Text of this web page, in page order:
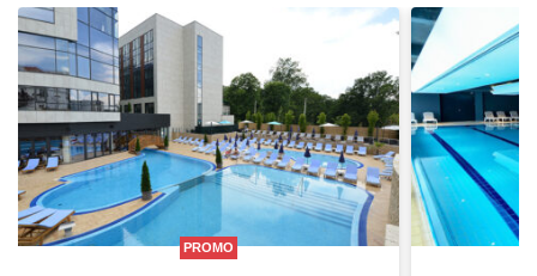
PROMO